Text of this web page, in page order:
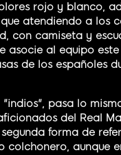
rojo y blanco,
atendiendo a los
con camiseta y
asocie al equipo
de los españoles
pasa lo
del Real
forma de
colchonero, aunque